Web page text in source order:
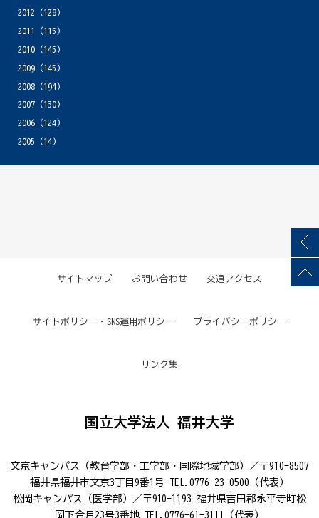
2012 (128)
2011
(115)
2010(145)
2009(145)
2008(194)
2007(130)
2006(124)
2005 (14)
サイトマップ お問い合わせ 交通アクセス
サイトポリシー・SNS運用ポリシー プライバシーポリシー
リンク集
国立大学法人 福井大学
文京キャンパス（教育学部・工学部・国際地域学部）／〒910-8507
福井県福井市文京3丁目9番1号 TEL.0776-23-0500（代表）
松岡キャンパス（医学部）／〒910-1193 福井県吉田郡永平寺町松
岡下合月23号3番地 TEL.0776-61-3111（代表）